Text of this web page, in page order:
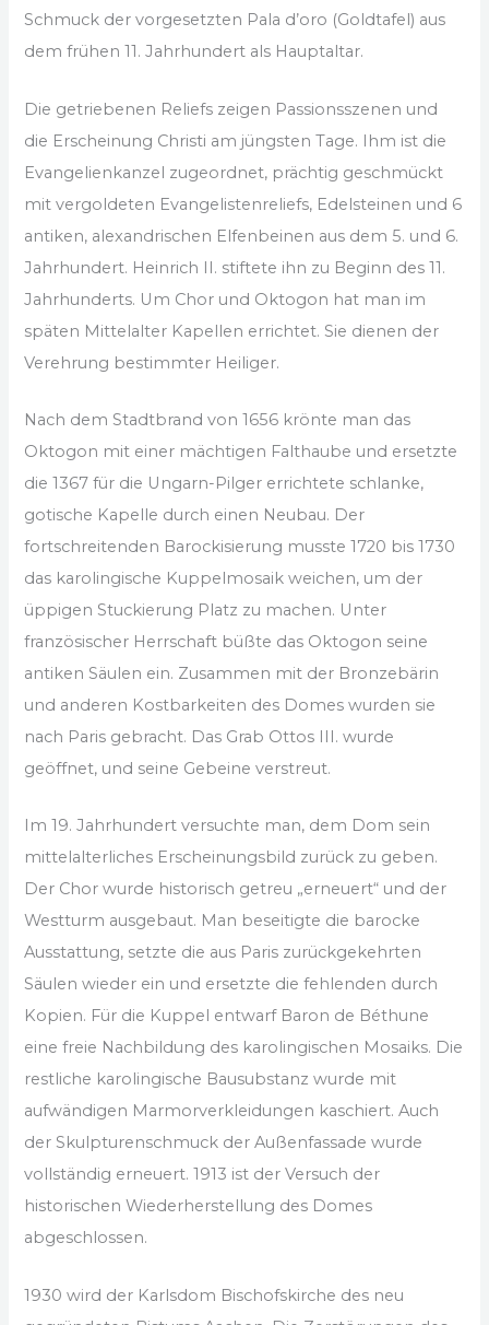
Schmuck der vorgesetzten Pala d’oro (Goldtafel) aus
dem frühen 11. Jahrhundert als Hauptaltar.
Die getriebenen Reliefs zeigen Passionsszenen und
die Erscheinung Christi am jüngsten Tage. Ihm ist die
Evangelienkanzel zugeordnet, prächtig geschmückt
mit vergoldeten Evangelistenreliefs, Edelsteinen und 6
antiken, alexandrischen Elfenbeinen aus dem 5. und 6.
Jahrhundert. Heinrich II. stiftete ihn zu Beginn des 11.
Jahrhunderts. Um Chor und Oktogon hat man im
späten Mittelalter Kapellen errichtet. Sie dienen der
Verehrung bestimmter Heiliger.
Nach dem Stadtbrand von 1656 krönte man das
Oktogon mit einer mächtigen Falthaube und ersetzte
die 1367 für die Ungarn-Pilger errichtete schlanke,
gotische Kapelle durch einen Neubau. Der
fortschreitenden Barockisierung musste 1720 bis 1730
das karolingische Kuppelmosaik weichen, um der
üppigen Stuckierung Platz zu machen. Unter
französischer Herrschaft büßte das Oktogon seine
antiken Säulen ein. Zusammen mit der Bronzebärin
und anderen Kostbarkeiten des Domes wurden sie
nach Paris gebracht. Das Grab Ottos III. wurde
geöffnet, und seine Gebeine verstreut.
Im 19. Jahrhundert versuchte man, dem Dom sein
mittelalterliches Erscheinungsbild zurück zu geben.
Der Chor wurde historisch getreu „erneuert“ und der
Westturm ausgebaut. Man beseitigte die barocke
Ausstattung, setzte die aus Paris zurückgekehrten
Säulen wieder ein und ersetzte die fehlenden durch
Kopien. Für die Kuppel entwarf Baron de Béthune
eine freie Nachbildung des karolingischen Mosaiks. Die
restliche karolingische Bausubstanz wurde mit
aufwändigen Marmorverkleidungen kaschiert. Auch
der Skulpturenschmuck der Außenfassade wurde
vollständig erneuert. 1913 ist der Versuch der
historischen Wiederherstellung des Domes
abgeschlossen.
1930 wird der Karlsdom Bischofskirche des neu